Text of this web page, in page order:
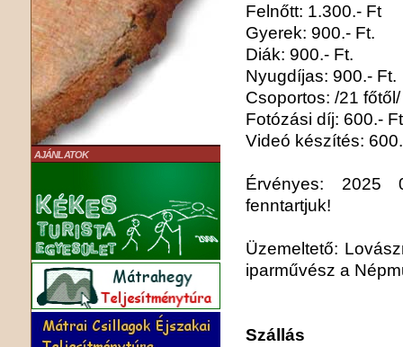
AJÁNLATOK
Felnőtt: 1.300.- Ft
Gyerek: 900.- Ft.
Diák: 900.- Ft.
Nyugdíjas: 900.- Ft.
Csoportos: /21
Fotózási díj: 600.-
Videó készítés:
Érvényes: 2025
fenntartjuk!
Üzemeltető:
iparművész a
Szállás